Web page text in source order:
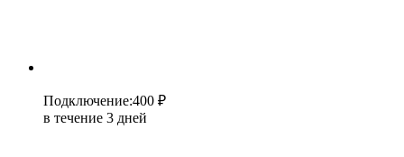
Подключение:400 ₽
в течение 3 дней